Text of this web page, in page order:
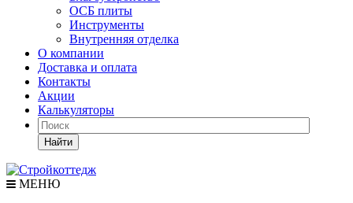
ОСБ плиты
Инструменты
Внутренняя отделка
О компании
Доставка и оплата
Контакты
Акции
Калькуляторы
Найти
МЕНЮ